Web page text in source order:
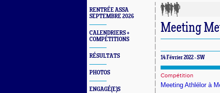
RENTRÉE ASSA
SEPTEMBRE 2026
CALENDRIERS +
COMPÉTITIONS
RÉSULTATS
PHOTOS
ENGAGÉ(E)S
Meeting
14 Février 2022 - SW
Compétition
Meeting Athlélor à